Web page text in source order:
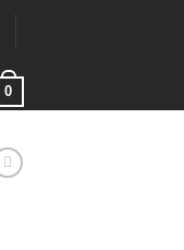
0